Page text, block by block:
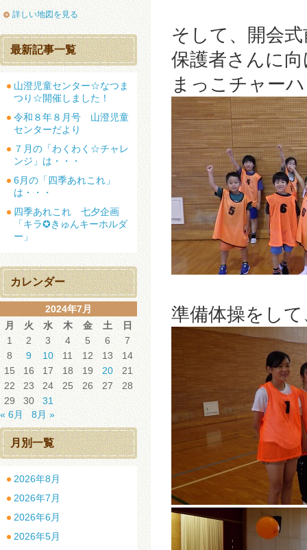
そして、開会
保護者さんに
まっこチャー
準備体操をし
詳しい地図を見る
最新記事一覧
山澄児童センター☆なつま
つり☆開催しました！
令和８年８月号 山澄児童
センターだより
７月の「わくわく☆チャレ
ンジ」は・・・
6月の「四季あれこれ」
は・・・
四季あれこれ 七夕企画
「キラ✪きゅんキーホルダ
ー」
カレンダー
2024年7月
月
火 水 木 金 土
日
1
2 3 4 5 6
7
8
9 10 11 12 13
14
15
16 17 18 19 20
21
22
23 24 25 26 27
28
29
30
31
« 6月
8月 »
月別一覧
2026年8月
2026年7月
2026年6月
2026年5月